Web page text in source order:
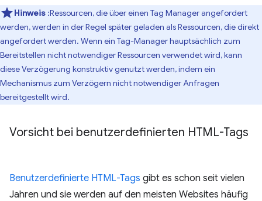
Hinweis :Ressourcen, die über einen Tag Manager angefordert
werden, werden in der Regel später geladen als Ressourcen, die direkt
angefordert werden. Wenn ein Tag-Manager hauptsächlich zum
Bereitstellen nicht notwendiger Ressourcen verwendet wird, kann
diese Verzögerung konstruktiv genutzt werden, indem ein
Mechanismus zum Verzögern nicht notwendiger Anfragen
bereitgestellt wird.
Vorsicht bei benutzerdefinierten HTML-Tags
Benutzerdefinierte HTML-Tags gibt es schon seit vielen
Jahren und sie werden auf den meisten Websites häufig